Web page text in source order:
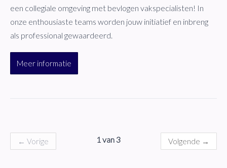
een collegiale omgeving met bevlogen vakspecialisten! In
onze enthousiaste teams worden jouw initiatief en inbreng
als professional gewaardeerd.
Meer informatie
← Vorige 1 van 3 Volgende →